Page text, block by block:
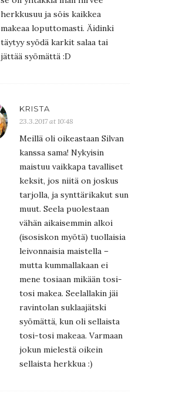
herkkusuu ja söis kaikkea
makeaa loputtomasti. Äidinki
täytyy syödä karkit salaa tai
jättää syömättä :D
KRISTA
23.3.2017 at 10:48
Meillä oli oikeastaan Silvan
kanssa sama! Nykyisin
maistuu vaikkapa tavalliset
keksit, jos niitä on joskus
tarjolla, ja synttärikakut sun
muut. Seela puolestaan
vähän aikaisemmin alkoi
(isosiskon myötä) tuollaisia
leivonnaisia maistella –
mutta kummallakaan ei
mene tosiaan mikään tosi-
tosi makea. Seelallakin jäi
ravintolan suklaajätski
syömättä, kun oli sellaista
tosi-tosi makeaa. Varmaan
jokun mielestä oikein
sellaista herkkua :)